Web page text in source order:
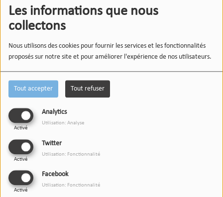
Les informations que nous
collectons
Nous utilisons des cookies pour fournir les services et les fonctionnalités
proposés sur notre site et pour améliorer l'expérience de nos utilisateurs.
Tout accepter Tout refuser
Analytics
Activé
Utilisation: Analyse
Twitter
Activé
Utilisation: Fonctionnalité
Facebook
Activé
Utilisation: Fonctionnalité